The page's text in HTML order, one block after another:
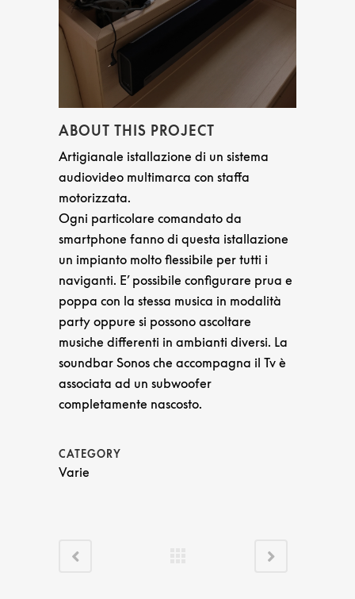
ABOUT THIS PROJECT
Artigianale istallazione di un sistema
audiovideo multimarca con staffa
motorizzata.
Ogni particolare comandato da
smartphone fanno di questa istallazione
un impianto molto flessibile per tutti i
naviganti. E’ possibile configurare prua e
poppa con la stessa musica in modalità
party oppure si possono ascoltare
musiche differenti in ambianti diversi. La
soundbar Sonos che accompagna il Tv è
associata ad un subwoofer
completamente nascosto.
CATEGORY
Varie